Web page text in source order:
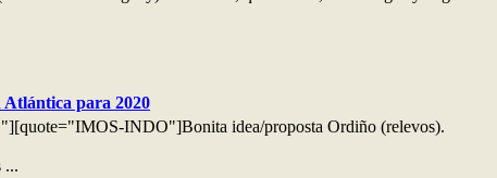
para 2020
INDO"]Bonita idea/proposta Ordiño (relevos).
...